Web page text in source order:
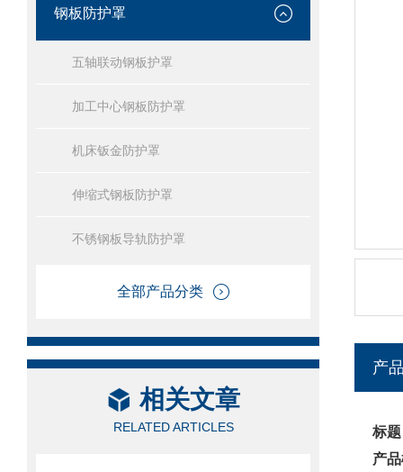
钢板防护罩
五轴联动钢板护罩
加工中心钢板防护罩
机床钣金防护罩
伸缩式钢板防护罩
不锈钢板导轨防护罩
全部产品分类
相关文章
RELATED ARTICLES
产
标
产